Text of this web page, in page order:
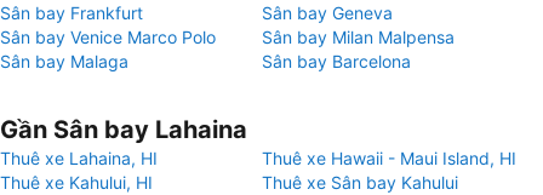
Sân bay Frankfurt
Sân bay Geneva
Sân bay Venice Marco Polo
Sân bay Milan Malpensa
Sân bay Malaga
Sân bay Barcelona
Gần Sân bay Lahaina
Thuê xe Lahaina, HI
Thuê xe Hawaii - Maui Island, HI
Thuê xe Kahului, HI
Thuê xe Sân bay Kahului